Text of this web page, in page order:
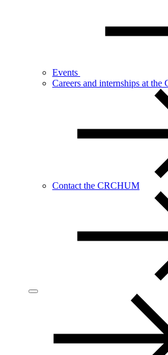
Events
Careers and internships at
Contact the CRCHUM